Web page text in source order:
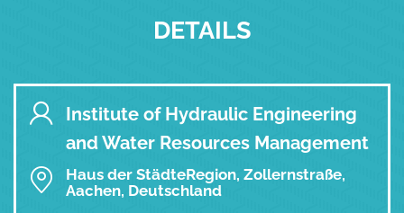
DETAILS
Institute of Hydraulic Engineering
and Water Resources Management
Haus der StädteRegion, Zollernstraße,
Aachen, Deutschland